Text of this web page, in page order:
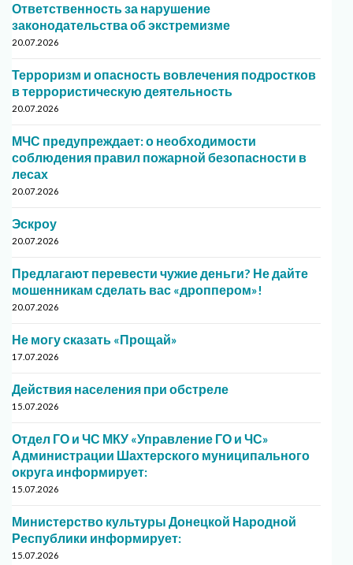
Ответственность за нарушение
законодательства об экстремизме
20.07.2026
Терроризм и опасность вовлечения подростков
в террористическую деятельность
20.07.2026
МЧС предупреждает: о необходимости
соблюдения правил пожарной безопасности в
лесах
20.07.2026
Эскроу
20.07.2026
Предлагают перевести чужие деньги? Не дайте
мошенникам сделать вас «дроппером»!
20.07.2026
Не могу сказать «Прощай»
17.07.2026
Действия населения при обстреле
15.07.2026
Отдел ГО и ЧС МКУ «Управление ГО и ЧС»
Администрации Шахтерского муниципального
округа информирует:
15.07.2026
Министерство культуры Донецкой Народной
Республики информирует:
15.07.2026